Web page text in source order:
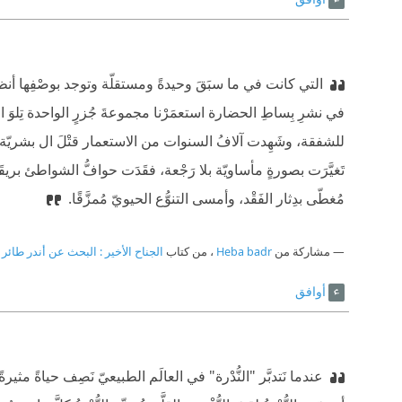
التي كانت في ما سبَقَ وحيدةً ومستقلّة وتوجد بوصْفِها
في نشرِ بِساطِ الحضارة استعمَرْنا مجموعةَ جُزرٍ الواحدة
للشفقة، وشَهِدت آلافُ السنوات من الاستعمار قتْلَ ال بشريّة
تَغيَّرَت بصورةٍ مأساويّة بلا رَجْعة، فقَدَت حوافُّ الشواطئ
مُغطّى بدِثار الفَقْد، وأمسى التنوُّع الحيويّ مُمزَّقًا.
مشاركة منHeba badr ، من كتاب الجناح الأخير : البحث عن أندر
أوافق
عندما نَتدبَّر "النُّدْرة" في العالَم الطبيعيّ نَصِف حياةً